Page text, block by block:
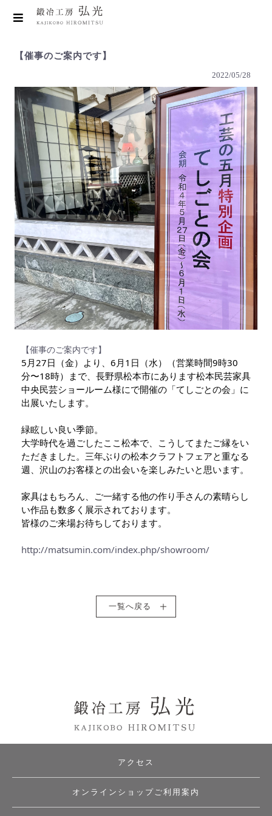
【催事のご案内です】
2022/05/28
【催事のご案内です】
5月27日（金）より、6月1日（水）（営業時間9時30
分〜18時）まで、長野県松本市にあります松本民芸家具
中央民芸ショールーム様にで開催の「てしごとの会」に
出展いたします。
緑眩しい良い季節。
大学時代を過ごしたここ松本で、こうしてまたご縁をい
ただきました。三年ぶりの松本クラフトフェアと重なる
週、沢山のお客様との出会いを楽しみたいと思います。
家具はもちろん、ご一緒する他の作り手さんの素晴らし
い作品も数多く展示されております。
皆様のご来場お待ちしております。
http://matsumin.com/index.php/showroom/
一覧へ戻る
アクセス
オンラインショップご利用案内